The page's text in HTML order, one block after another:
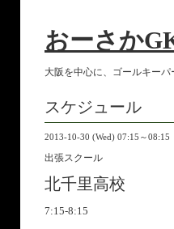
おーさか
大阪を中心に、ゴールキーパ
スケジュール
2013-10-30 (Wed) 07:15～08:15
出張スクール
北千里高校
7:15-8:15